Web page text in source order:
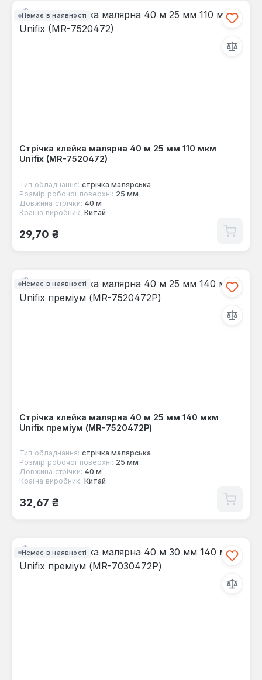
Немає в наявності
Стрічка клейка малярна 40 м 25 мм 110 мкм
Unifix (MR-7520472)
Тип обладнання: стрічка малярська
Розмір робочої поверхні: 25 мм
Довжина стрічки: 40 м
Країна виробник: Китай
Звичайна ціна:
29,70 ₴
Немає в наявності
Стрічка клейка малярна 40 м 25 мм 140 мкм
Unifix преміум (MR-7520472P)
Тип обладнання: стрічка малярська
Розмір робочої поверхні: 25 мм
Довжина стрічки: 40 м
Країна виробник: Китай
Звичайна ціна:
32,67 ₴
Немає в наявності